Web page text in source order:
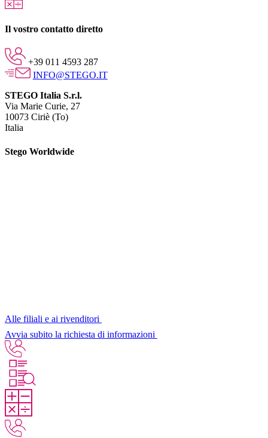
Il vostro contatto diretto
+39 011 4593 287
INFO@STEGO.IT
STEGO Italia S.r.l.
Via Marie Curie, 27
10073 Ciriè (To)
Italia
Stego Worldwide
Alle filiali e ai rivenditori
Avvia subito la richiesta di informazioni